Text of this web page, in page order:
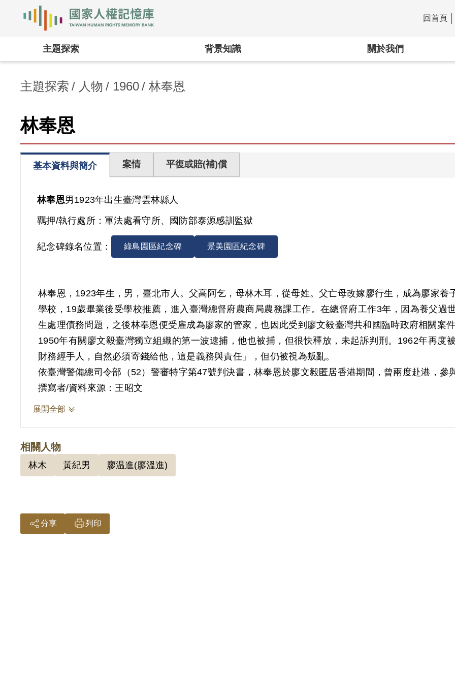
:::
回首頁
主題探索 背景知識 關於我們
主題探索 人物 1960 林奉恩
林奉恩
基本資料與簡介 案情 平復或賠(補)償
林奉恩男1923年出生臺灣雲林縣人
羈押/執行處所：軍法處看守所、國防部泰源感訓監獄
紀念碑錄名位置： 綠島園區紀念碑 景美園區紀念碑
林奉恩，1923年生，男，臺北市人。父高阿乞，母林木耳，從母姓。父亡母改嫁廖行生，成為廖家養
學校，19歲畢業後受學校推薦，進入臺灣總督府農商局農務課工作。在總督府工作3年，因為養父過
生處理債務問題，之後林奉恩便受雇成為廖家的管家，也因此受到廖文毅臺灣共和國臨時政府相關案
1950年有關廖文毅臺灣獨立組織的第一波逮捕，他也被捕，但很快釋放，未起訴判刑。1962年再度
財務經手人，自然必須寄錢給他，這是義務與責任」，但仍被視為叛亂。
依臺灣警備總司令部（52）警審特字第47號判決書，林奉恩於廖文毅匿居香港期間，曾兩度赴港，參
在臺財產，設法供給做叛亂之費用，返臺後即與廖溫進陸續以新臺幣59萬4千3百元供給廖文毅。而後
問題，並向廖溫進取來新臺幣2千元，交黃紀男作為宣傳費用。1965年經臺灣警備總司令部以《懲治
林奉恩出獄後任職於廖文毅建設公司，直到退休，事實上仍繼續幫助廖家管理家業。1996年接受訪談
成功，覺得那些行動太兒戲。但無論如何都還是會支持廖文毅，因為廖家對他有扶養之恩，而且他也
林奉恩本人於1999年4月1日向補償基金會提出申請，2000年8月19日經第1屆第4次臨時董事會審核
其有罪判決。
撰寫者/資料來源：王昭文
展開全部
相關人物
林木 黃紀男 廖温進(廖溫進)
分享 列印